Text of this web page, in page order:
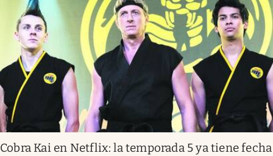
Cobra Kai en Netflix: la temporada 5 ya tiene fecha